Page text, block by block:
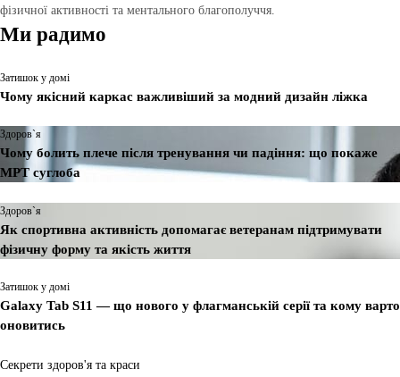
фізичної активності та ментального благополуччя.
Ми радимо
Затишок у домі
Чому якісний каркас важливіший за модний дизайн ліжка
Здоров`я
Чому болить плече після тренування чи падіння: що покаже
МРТ суглоба
Здоров`я
Як спортивна активність допомагає ветеранам підтримувати
фізичну форму та якість життя
Затишок у домі
Galaxy Tab S11 — що нового у флагманській серії та кому варто
оновитись
Секрети здоров'я та краси